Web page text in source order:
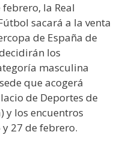
la Real
sacará a la venta
de España de
los
masculina
que acogerá
de Deportes de
y los encuentros
27 de febrero.